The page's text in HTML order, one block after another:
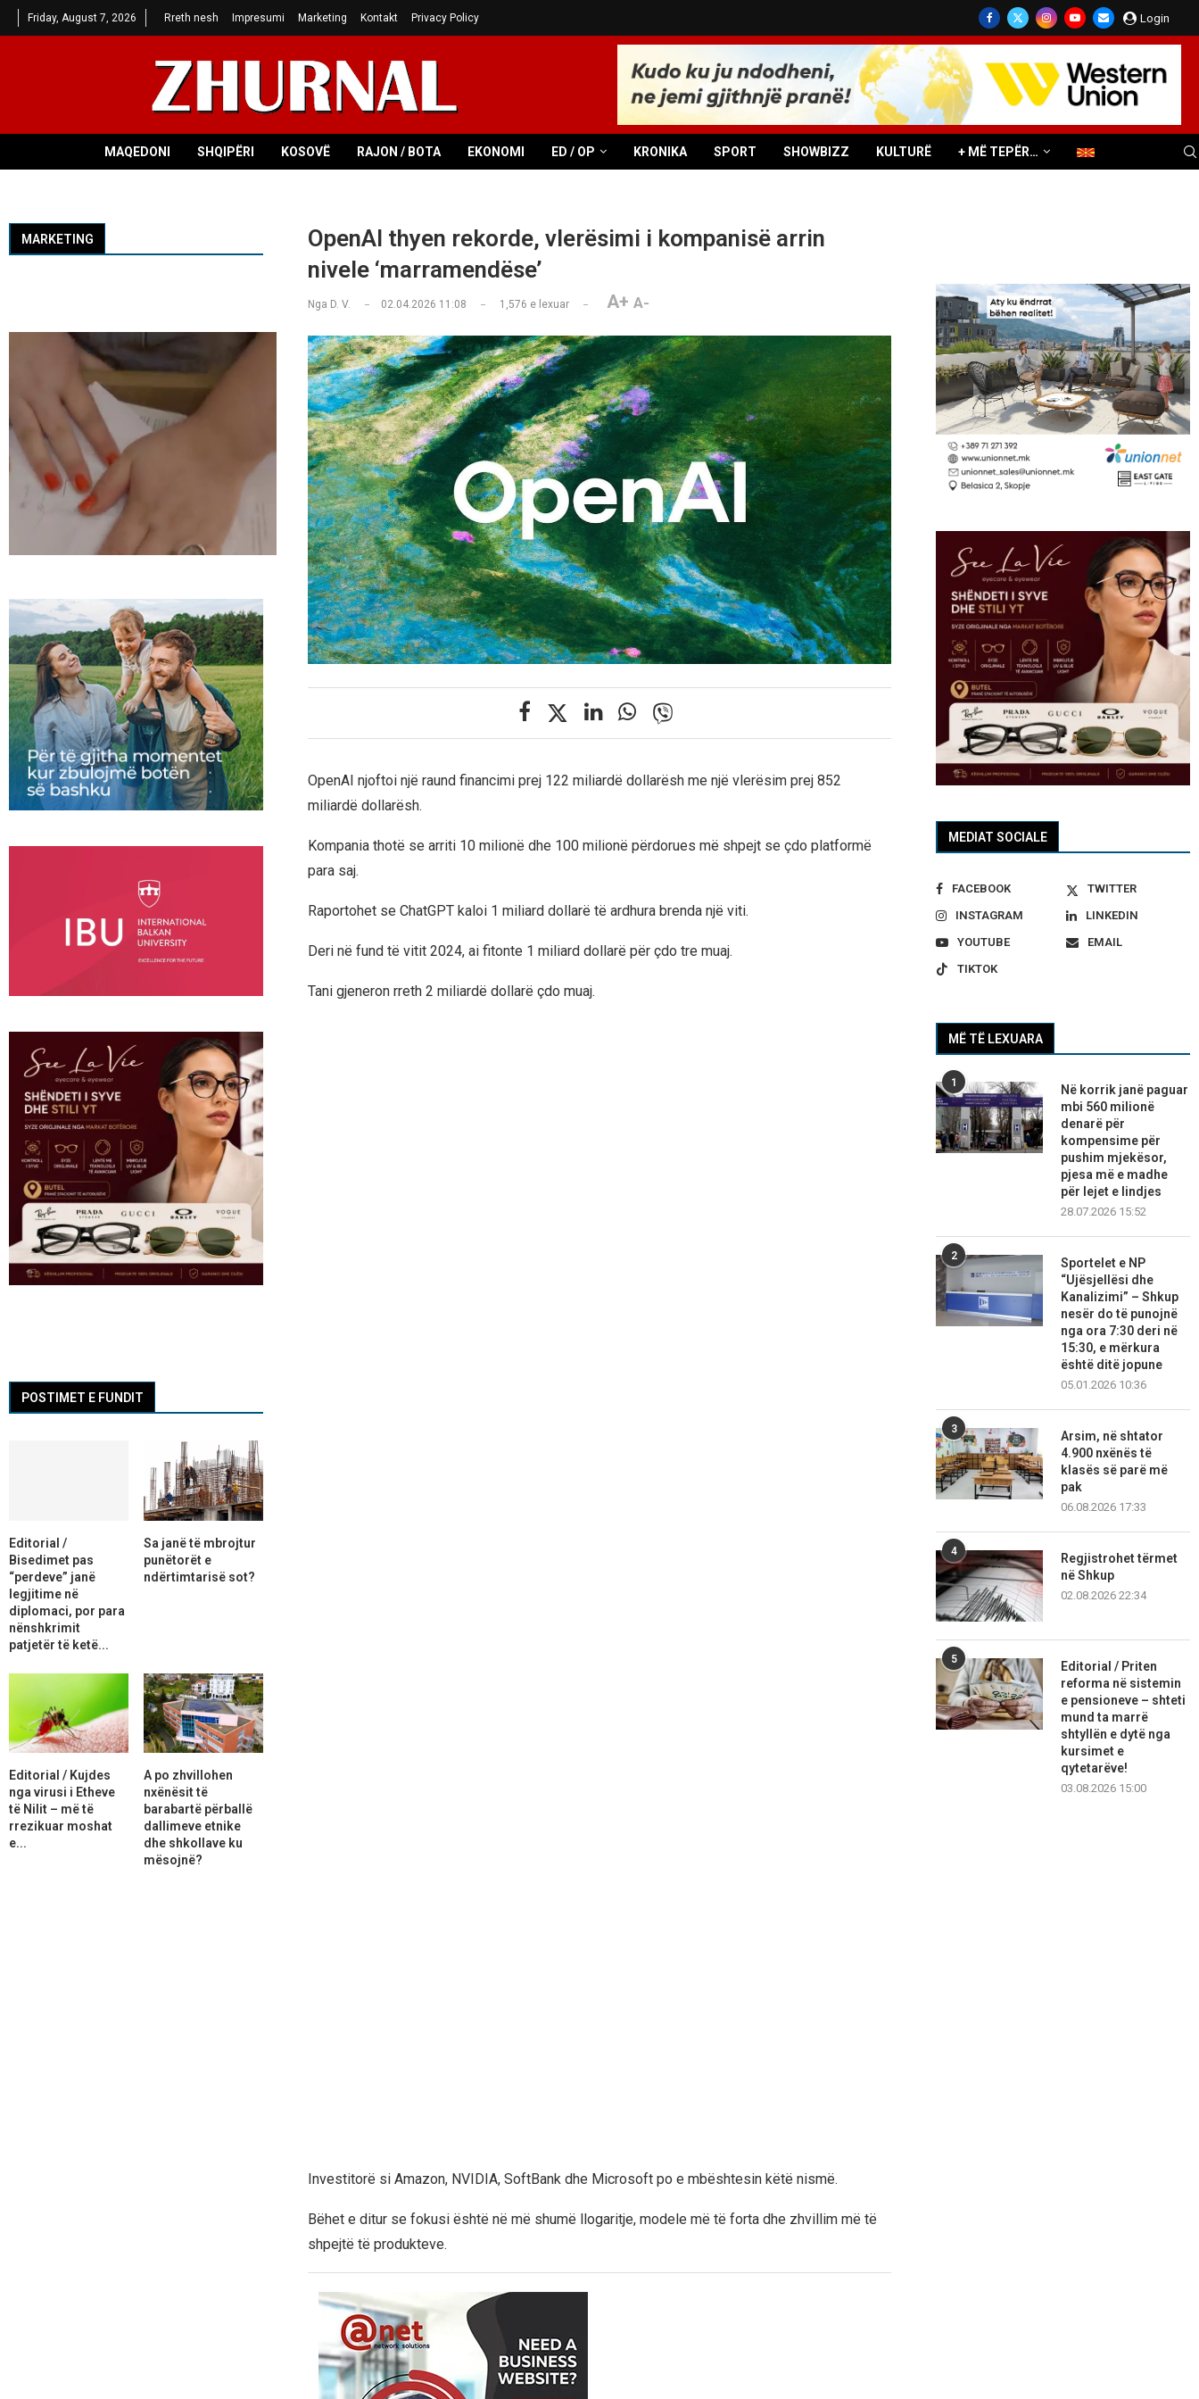
Friday, August 7, 2026 Rreth nesh Impresumi Marketing Kontakt Privacy Policy Login
MAQEDONI SHQIPËRI KOSOVË RAJON / BOTA EKONOMI ED / OP KRONIKA SPORT SHOWBIZZ KULTURË + MË TEPËR…
OpenAI thyen rekorde, vlerësimi i kompanisë arrin
nivele ‘marramendëse’
Nga D. V. 02.04.2026 11:08 1,576 e lexuar A+ A-
OpenAI njoftoi një raund financimi prej 122 miliardë dollarësh me një vlerësim prej 852
miliardë dollarësh.
Kompania thotë se arriti 10 milionë dhe 100 milionë përdorues më shpejt se çdo platformë
para saj.
Raportohet se ChatGPT kaloi 1 miliard dollarë të ardhura brenda një viti.
Deri në fund të vitit 2024, ai fitonte 1 miliard dollarë për çdo tre muaj.
Tani gjeneron rreth 2 miliardë dollarë çdo muaj.
Investitorë si Amazon, NVIDIA, SoftBank dhe Microsoft po e mbështesin këtë nismë.
Bëhet e ditur se fokusi është në më shumë llogaritje, modele më të forta dhe zhvillim më të
shpejtë të produkteve.
MEDIAT SOCIALE
FACEBOOK
TWITTER
INSTAGRAM
LINKEDIN
YOUTUBE
EMAIL
TIKTOK
MË TË LEXUARA
1
Në korrik janë paguar
mbi 560 milionë
denarë për
kompensime për
pushim mjekësor,
pjesa më e madhe
për lejet e lindjes
28.07.2026 15:52
2
Sportelet e NP
“Ujësjellësi dhe
Kanalizimi” – Shkup
nesër do të punojnë
nga ora 7:30 deri në
15:30, e mërkura
është ditë jopune
05.01.2026 10:36
3
Arsim, në shtator
4.900 nxënës të
klasës së parë më
pak
06.08.2026 17:33
4
Regjistrohet tërmet
në Shkup
02.08.2026 22:34
5
Editorial / Priten
reforma në sistemin
e pensioneve – shteti
mund ta marrë
shtyllën e dytë nga
kursimet e
qytetarëve!
03.08.2026 15:00
MARKETING
POSTIMET E FUNDIT
Editorial /
Bisedimet pas
“perdeve” janë
legjitime në
diplomaci, por para
nënshkrimit
patjetër të ketë...
Sa janë të mbrojtur
punëtorët e
ndërtimtarisë sot?
Editorial / Kujdes
nga virusi i Etheve
të Nilit – më të
rrezikuar moshat
e...
A po zhvillohen
nxënësit të
barabartë përballë
dallimeve etnike
dhe shkollave ku
mësojnë?